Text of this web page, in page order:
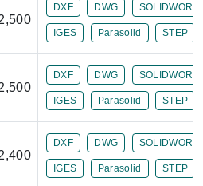
DXF DWG
IGES Parasolid STEP
DXF DWG
IGES Parasolid STEP
DXF DWG
IGES Parasolid STEP